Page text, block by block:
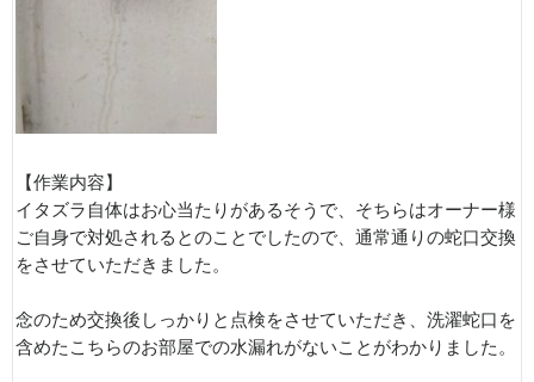
【作業内容】
イタズラ自体はお心当たりがあるそうで、そちらはオーナー様
ご自身で対処されるとのことでしたので、通常通りの蛇口交換
をさせていただきました。
念のため交換後しっかりと点検をさせていただき、洗濯蛇口を
含めたこちらのお部屋での水漏れがないことがわかりました。